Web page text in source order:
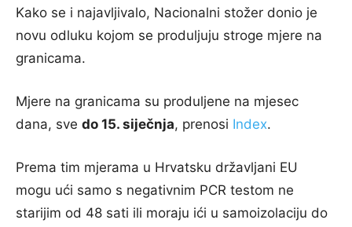
Kako se i najavljivalo, Nacionalni stožer donio je
novu odluku kojom se produljuju stroge mjere na
granicama.
Mjere na granicama su produljene na mjesec
dana, sve do 15. siječnja, prenosi Index.
Prema tim mjerama u Hrvatsku državljani EU
mogu ući samo s negativnim PCR testom ne
starijim od 48 sati ili moraju ići u samoizolaciju do